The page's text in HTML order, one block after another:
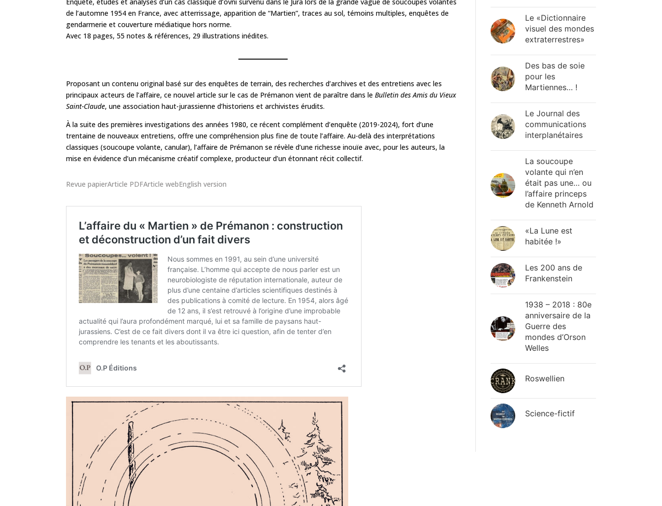
de l’automne 1954 en France, avec atterrissage, apparition de “Martien”, traces au sol, témoins multiples, enquêtes de
gendarmerie et couverture médiatique hors norme.
Avec 18 pages, 55 notes & références, 29 illustrations inédites.
Proposant un contenu original basé sur des enquêtes de terrain, des recherches d’archives et des entretiens avec les
principaux acteurs de l’affaire, ce nouvel article sur le cas de Prémanon vient de paraître dans leBulletin des Amis du Vieux
Saint-Claude, une association haut-jurassienne d’historiens et archivistes érudits.
À la suite des premières investigations des années 1980, ce récent complément d’enquête (2019-2024), fort d’une
trentaine de nouveaux entretiens, offre une compréhension plus fine de toute l’affaire. Au-delà des interprétations
classiques (soucoupe volante, canular), l’affaire de Prémanon se révèle d’une richesse inouïe avec, pour les auteurs, la
mise en évidence d’un mécanisme créatif complexe, producteur d’un étonnant récit collectif.
Revue papierArticle PDFArticle webEnglish version
Le «Dictionnaire
visuel des mondes
extraterrestres»
Des bas de soie
pour les
Martiennes… !
Le Journal des
communications
interplanétaires
La soucoupe
volante qui n’en
était pas une… ou
l’affaire princeps
de Kenneth Arnold
«La Lune est
habitée !»
Les 200 ans de
Frankenstein
1938 – 2018 : 80e
anniversaire de la
Guerre des
mondes d’Orson
Welles
Roswellien
Science-fictif